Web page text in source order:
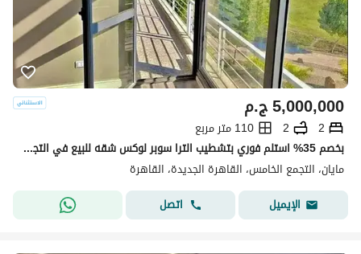
ج.م5,000,000
2
2
110 متر مربع
بخصم 35% استلم فوري بتشطيب الترا سوبر لوكس شقه للبيع في التجمع الخامس كمبوند مايان Mayan new cairo امام الرحاب بجوار كريك تاون والمطار دقائق من AUC
مايان، التجمع الخامس، القاهرة الجديدة، القاهرة
الإيميل
اتصل